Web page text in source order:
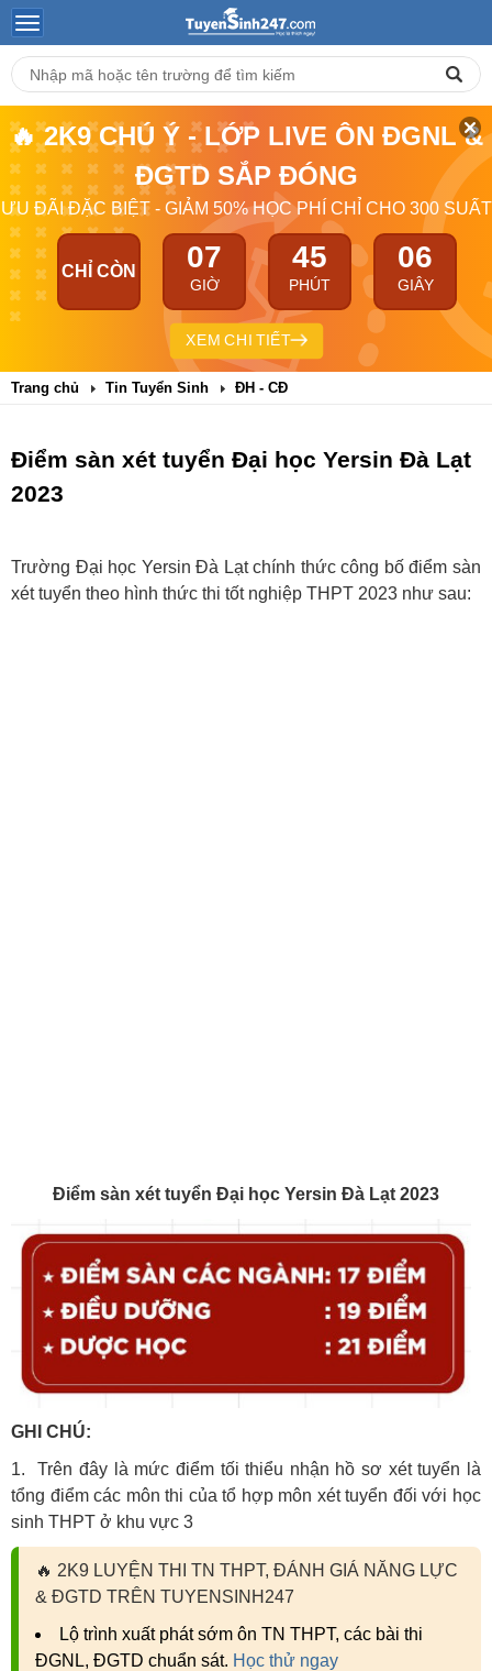
🔥 2K9 CHÚ Ý - LỚP LIVE ÔN ĐGNL &
ĐGTD SẮP ĐÓNG
ƯU ĐÃI ĐẶC BIỆT - GIẢM 50% HỌC PHÍ CHỈ CHO 300 SUẤT
CHỈ CÒN 07
GIỜ
45
PHÚT
06
GIÂY
XEM CHI TIẾT
Trang chủ Tin Tuyển Sinh ĐH - CĐ
Điểm sàn xét tuyển Đại học Yersin Đà Lạt
2023
Trường Đại học Yersin Đà Lạt chính thức công bố điểm sàn
xét tuyển theo hình thức thi tốt nghiệp THPT 2023 như sau:
Điểm sàn xét tuyển Đại học Yersin Đà Lạt 2023
GHI CHÚ:
1. Trên đây là mức điểm tối thiểu nhận hồ sơ xét tuyển là
tổng điểm các môn thi của tổ hợp môn xét tuyển đối với học
sinh THPT ở khu vực 3
🔥 2K9 LUYỆN THI TN THPT, ĐÁNH GIÁ NĂNG LỰC
& ĐGTD TRÊN TUYENSINH247
Lộ trình xuất phát sớm ôn TN THPT, các bài thi
ĐGNL, ĐGTD chuẩn sát. Học thử ngay